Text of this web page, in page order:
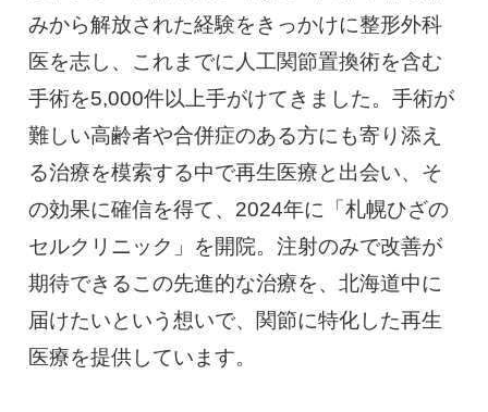
みから解放された経験をきっかけに整形外科
医を志し、これまでに人工関節置換術を含む
手術を5,000件以上手がけてきました。手術が
難しい高齢者や合併症のある方にも寄り添え
る治療を模索する中で再生医療と出会い、そ
の効果に確信を得て、2024年に「札幌ひざの
セルクリニック」を開院。注射のみで改善が
期待できるこの先進的な治療を、北海道中に
届けたいという想いで、関節に特化した再生
医療を提供しています。